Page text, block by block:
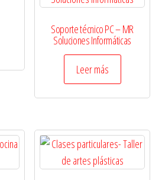
Soporte técnico PC – MR
Soluciones Informáticas
Leer más